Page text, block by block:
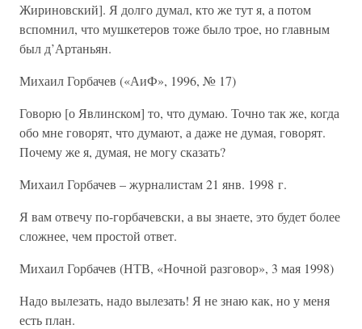
Жириновский]. Я долго думал, кто же тут я, а потом
вспомнил, что мушкетеров тоже было трое, но главным
был д’Артаньян.
Михаил Горбачев («АиФ», 1996, № 17)
Говорю [о Явлинском] то, что думаю. Точно так же, когда
обо мне говорят, что думают, а даже не думая, говорят.
Почему же я, думая, не могу сказать?
Михаил Горбачев – журналистам 21 янв. 1998 г.
Я вам отвечу по-горбачевски, а вы знаете, это будет более
сложнее, чем простой ответ.
Михаил Горбачев (НТВ, «Ночной разговор», 3 мая 1998)
Надо вылезать, надо вылезать! Я не знаю как, но у меня
есть план.